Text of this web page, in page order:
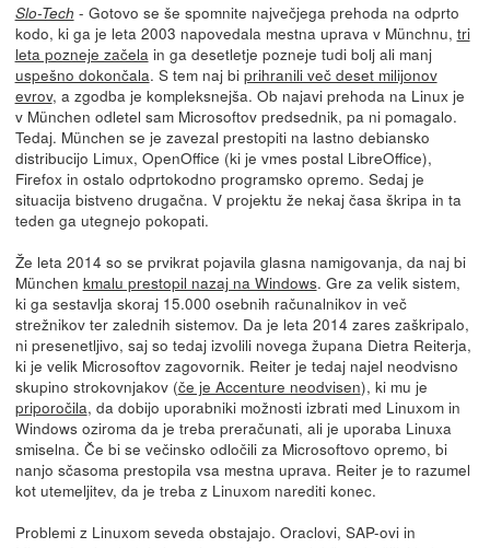
Slo-Tech - Gotovo se še spomnite največjega prehoda na odprto
kodo, ki ga je leta 2003 napovedala mestna uprava v Münchnu, tri
leta pozneje začelain ga desetletje pozneje tudi bolj ali manj
uspešno dokončala. S tem naj bi prihranili več deset milijonov
evrov, a zgodba je kompleksnejša. Ob najavi prehoda na Linux je
v München odletel sam Microsoftov predsednik, pa ni pomagalo.
Tedaj. München se je zavezal prestopiti na lastno debiansko
distribucijo Limux, OpenOffice (ki je vmes postal LibreOffice),
Firefox in ostalo odprtokodno programsko opremo. Sedaj je
situacija bistveno drugačna. V projektu že nekaj časa škripa in ta
teden ga utegnejo pokopati.
Že leta 2014 so se prvikrat pojavila glasna namigovanja, da naj bi
München kmalu prestopil nazaj na Windows. Gre za velik sistem,
ki ga sestavlja skoraj 15.000 osebnih računalnikov in več
strežnikov ter zalednih sistemov. Da je leta 2014 zares zaškripalo,
ni presenetljivo, saj so tedaj izvolili novega župana Dietra Reiterja,
ki je velik Microsoftov zagovornik. Reiter je tedaj najel neodvisno
skupino strokovnjakov (če je Accenture neodvisen), ki mu je
priporočila, da dobijo uporabniki možnosti izbrati med Linuxom in
Windows oziroma da je treba preračunati, ali je uporaba Linuxa
smiselna. Če bi se večinsko odločili za Microsoftovo opremo, bi
nanjo sčasoma prestopila vsa mestna uprava. Reiter je to razumel
kot utemeljitev, da je treba z Linuxom narediti konec.
Problemi z Linuxom seveda obstajajo. Oraclovi, SAP-ovi in